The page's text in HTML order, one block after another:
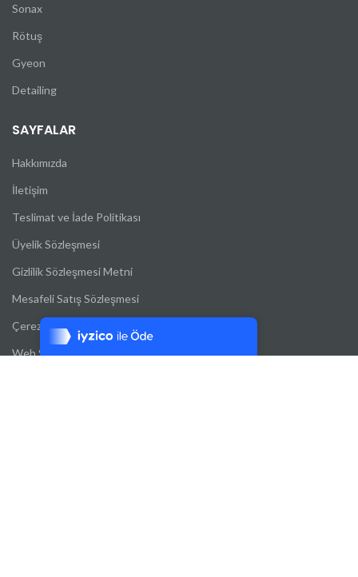
7/24 Canlı Destek
%100 Sorunsuz Alışveriş
Sonax
Rötuş
Gyeon
Detailing
SAYFALAR
Hakkımızda
İletişim
Teslimat ve İade Politikası
Üyelik Sözleşmesi
Gizlilik Sözleşmesi Metni
Mesafeli Satış Sözleşmesi
Çerez Politikası
Web Sitesi Aydınlatma Metni